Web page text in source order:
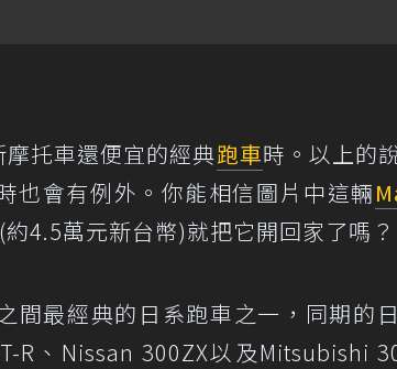
托車還便宜的經典跑車時。以上的
也會有例外。你能相信圖片中這輛
4.5萬元新台幣)就把它開回家了嗎？
間最經典的日系跑車之一，同期的
R、Nissan 300ZX以及Mitsubishi